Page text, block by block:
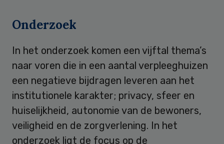
Onderzoek
In het onderzoek komen een vijftal thema’s
naar voren die in een aantal verpleeghuizen
een negatieve bijdragen leveren aan het
institutionele karakter; privacy, sfeer en
huiselijkheid, autonomie van de bewoners,
veiligheid en de zorgverlening. In het
onderzoek ligt de focus op de